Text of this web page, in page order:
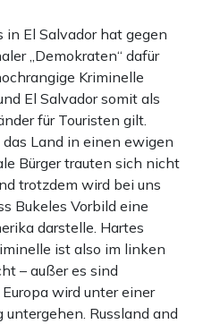
in El Salvador hat gegen
„Demokraten“ dafür
Kriminelle
El Salvador somit als
für Touristen gilt.
Land in einen ewigen
Bürger trauten sich nicht
trotzdem wird bei uns
Bukeles Vorbild eine
darstelle. Hartes
ist also im linken
– außer es sind
wird unter einer
Russland and